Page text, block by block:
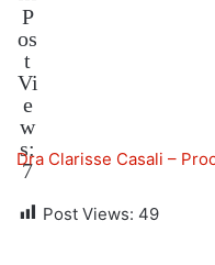
P
os
t
Vi
e
w
s:
7
Dra Clarisse Casali –
Post Views: 49